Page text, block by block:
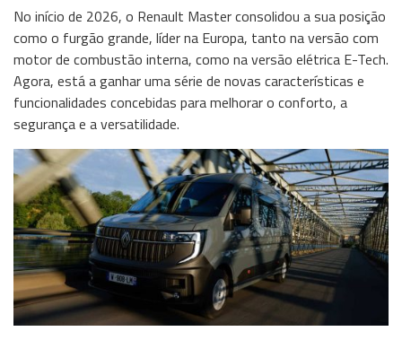
Opinião
Storage
Wireless
Informação
No início de 2026, o Renault Master consolidou a sua posição
como o furgão grande, líder na Europa, tanto na versão com
motor de combustão interna, como na versão elétrica E-Tech.
Agora, está a ganhar uma série de novas características e
funcionalidades concebidas para melhorar o conforto, a
segurança e a versatilidade.